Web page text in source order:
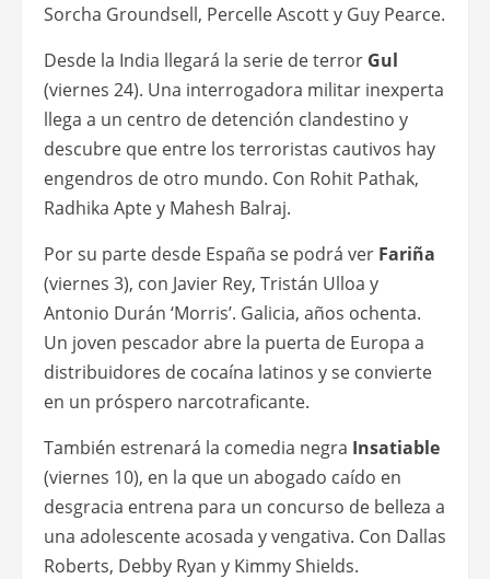
Sorcha Groundsell, Percelle Ascott y Guy Pearce.
Desde la India llegará la serie de terror Gul
(viernes 24). Una interrogadora militar inexperta
llega a un centro de detención clandestino y
descubre que entre los terroristas cautivos hay
engendros de otro mundo. Con Rohit Pathak,
Radhika Apte y Mahesh Balraj.
Por su parte desde España se podrá ver Fariña
(viernes 3), con Javier Rey, Tristán Ulloa y
Antonio Durán ‘Morris’. Galicia, años ochenta.
Un joven pescador abre la puerta de Europa a
distribuidores de cocaína latinos y se convierte
en un próspero narcotraficante.
También estrenará la comedia negra Insatiable
(viernes 10), en la que un abogado caído en
desgracia entrena para un concurso de belleza a
una adolescente acosada y vengativa. Con Dallas
Roberts, Debby Ryan y Kimmy Shields.